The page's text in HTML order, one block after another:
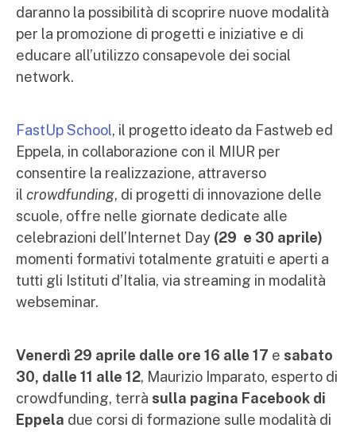
daranno la possibilità di scoprire nuove modalità
per la promozione di progetti e iniziative e di
educare all’utilizzo consapevole dei social
network.
FastUp School, il progetto ideato da Fastweb ed
Eppela, in collaborazione con il MIUR per
consentire la realizzazione, attraverso
il crowdfunding, di progetti di innovazione delle
scuole, offre nelle giornate dedicate alle
celebrazioni dell’Internet Day (29 e 30 aprile)
momenti formativi totalmente gratuiti e aperti a
tutti gli Istituti d’Italia, via streaming in modalità
webseminar.
Venerdì 29 aprile dalle ore 16 alle 17 e sabato
30, dalle 11 alle 12, Maurizio Imparato, esperto di
crowdfunding, terrà sulla pagina Facebook di
Eppela due corsi di formazione sulle modalità di